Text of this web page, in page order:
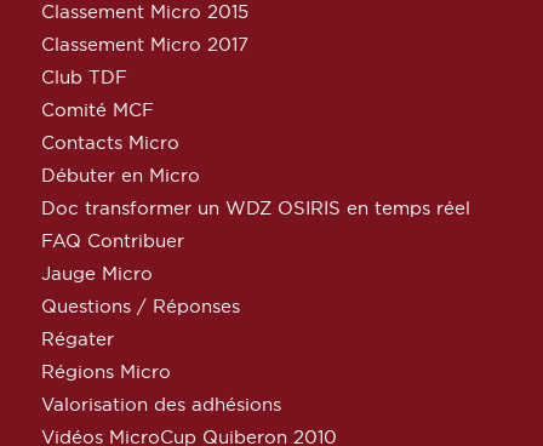
Classement Micro 2015
Classement Micro 2017
Club TDF
Comité MCF
Contacts Micro
Débuter en Micro
Doc transformer un WDZ OSIRIS en temps réel
FAQ Contribuer
Jauge Micro
Questions / Réponses
Régater
Régions Micro
Valorisation des adhésions
Vidéos MicroCup Quiberon 2010